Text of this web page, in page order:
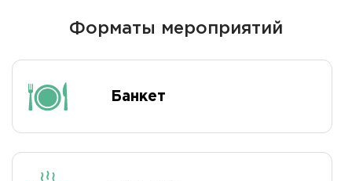
Форматы мероприятий
Банкет